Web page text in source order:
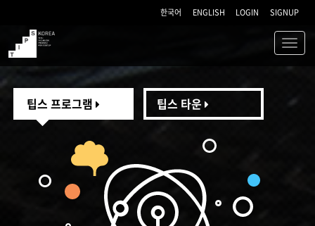
한국어 ENGLISH LOGIN SIGNUP
TIPS
팁스 프로그램 팁스 타운